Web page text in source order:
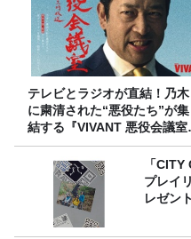
テレビとラジオが直結！乃木
に粛清された“悪役たち”が集
結する『VIVANT 悪役会議室
7/26(日)23時スタート！
「
プレイ
レゼン